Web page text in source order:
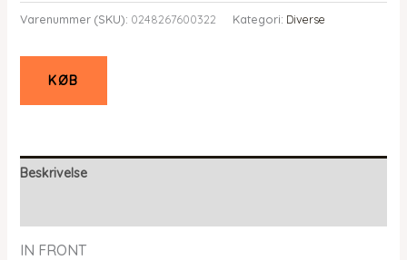
Varenummer (SKU): 0248267600322 Kategori: Diverse
KØB
Beskrivelse
IN FRONT